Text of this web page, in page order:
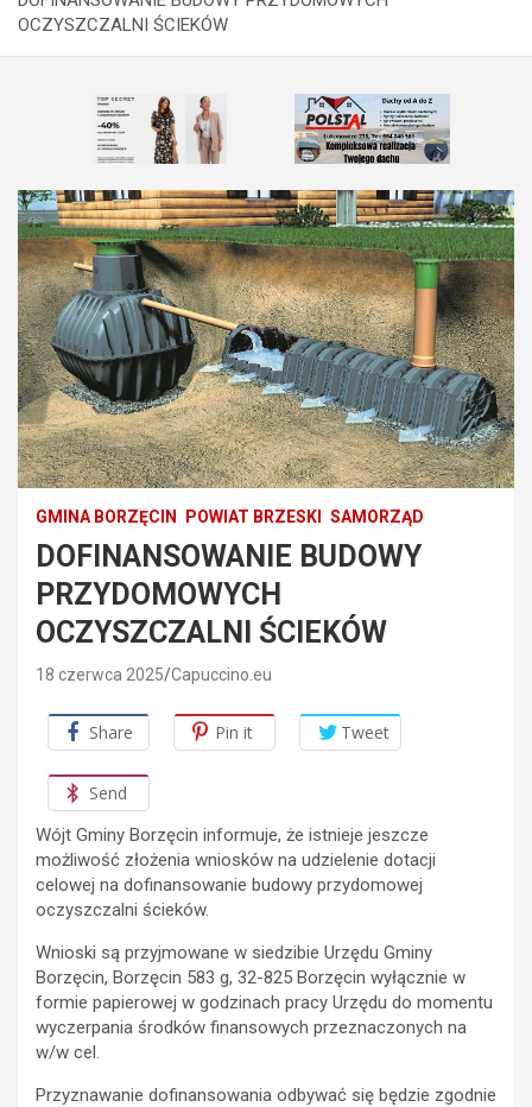
OCZYSZCZALNI ŚCIEKÓW
GMINA BORZĘCIN POWIAT BRZESKI SAMORZĄD
DOFINANSOWANIE BUDOWY
PRZYDOMOWYCH
OCZYSZCZALNI ŚCIEKÓW
18 czerwca 2025 Capuccino.eu
Share Pin it Tweet
Send
Wójt Gminy Borzęcin informuje, że istnieje jeszcze
możliwość złożenia wniosków na udzielenie dotacji
celowej na dofinansowanie budowy przydomowej
oczyszczalni ścieków.
Wnioski są przyjmowane w siedzibie Urzędu Gminy
Borzęcin, Borzęcin 583 g, 32-825 Borzęcin wyłącznie w
formie papierowej w godzinach pracy Urzędu do momentu
wyczerpania środków finansowych przeznaczonych na
w/w cel.
Przyznawanie dofinansowania odbywać się będzie zgodnie